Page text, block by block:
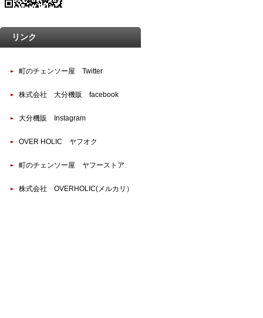
リンク
町のチェンソー屋 Twitter
株式会社 大分機販 facebook
大分機販 Instagram
OVER HOLIC ヤフオク
町のチェンソー屋 ヤフーストア
株式会社 OVERHOLIC(メルカリ）